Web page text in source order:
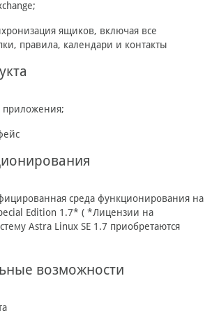
ящиков, включая все
правила, календари и контакты
приложения;
среда функционирования на
Edition 1.7* ( *Лицензии на
Astra Linux SE 1.7 приобретаются
возможности